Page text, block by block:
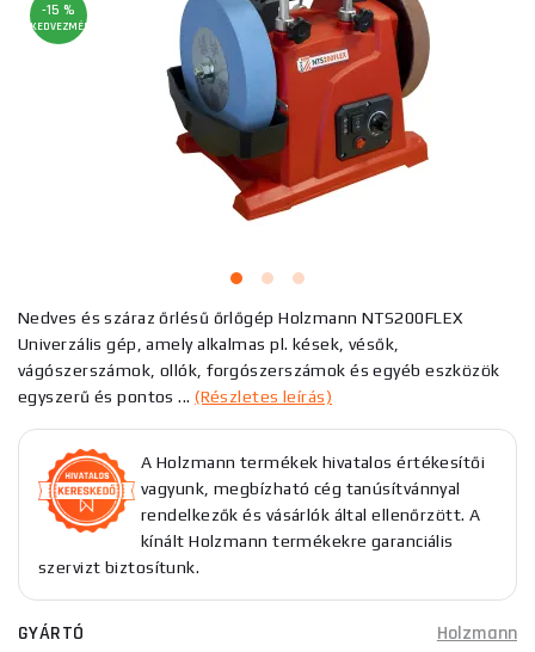
-15 %
KEDVEZMÉNY
Nedves és száraz őrlésű őrlőgép Holzmann NTS200FLEX
Univerzális gép, amely alkalmas pl. kések, vésők,
vágószerszámok, ollók, forgószerszámok és egyéb eszközök
egyszerű és pontos ...(Részletes leírás)
A Holzmann termékek hivatalos értékesítői
vagyunk, megbízható cég tanúsítvánnyal
rendelkezők és vásárlók által ellenőrzött. A
kínált Holzmann termékekre garanciális
szervizt biztosítunk.
GYÁRTÓ
Holzmann